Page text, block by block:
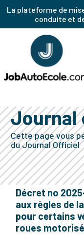
La plateforme de
conduite et
Cette page vous
du Journal Officiel
Décret no
aux règles de
pour certains
roues